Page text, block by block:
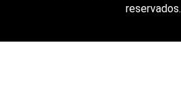
reservados.